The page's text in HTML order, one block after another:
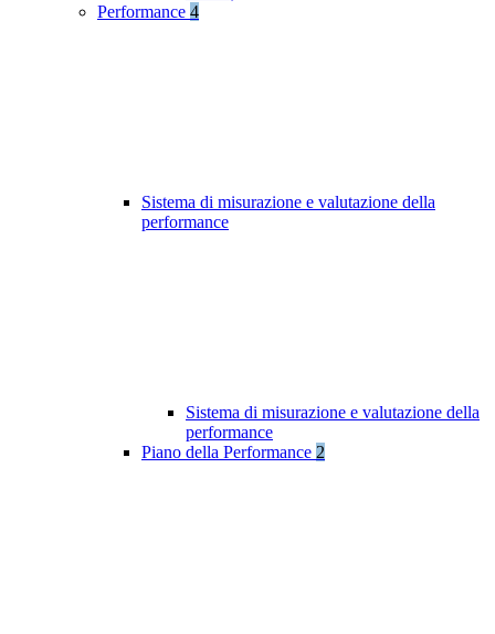
Performance 4
Sistema di misurazione e valutazione della
performance
Sistema di misurazione e valutazione della
performance
Piano della Performance 2